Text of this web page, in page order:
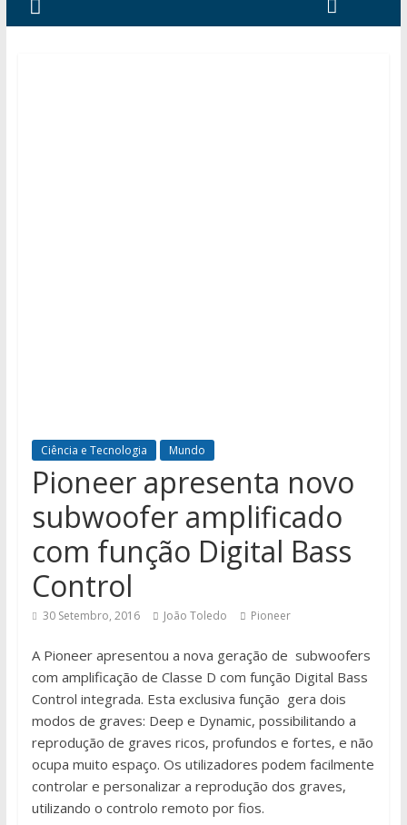
Ciência e Tecnologia Mundo
Pioneer apresenta novo
subwoofer amplificado
com função Digital Bass
Control
30 Setembro, 2016 João Toledo Pioneer
A Pioneer apresentou a nova geração de subwoofers
com amplificação de Classe D com função Digital Bass
Control integrada. Esta exclusiva função gera dois
modos de graves: Deep e Dynamic, possibilitando a
reprodução de graves ricos, profundos e fortes, e não
ocupa muito espaço. Os utilizadores podem facilmente
controlar e personalizar a reprodução dos graves,
utilizando o controlo remoto por fios.